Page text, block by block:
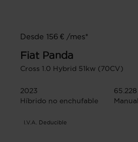
Desde 156 € /mes*
Fiat Panda
Cross 1.0 Hybrid 51kw (70CV)
2023
Híbrido no enchufable
Manual
I.V.A. Deducible